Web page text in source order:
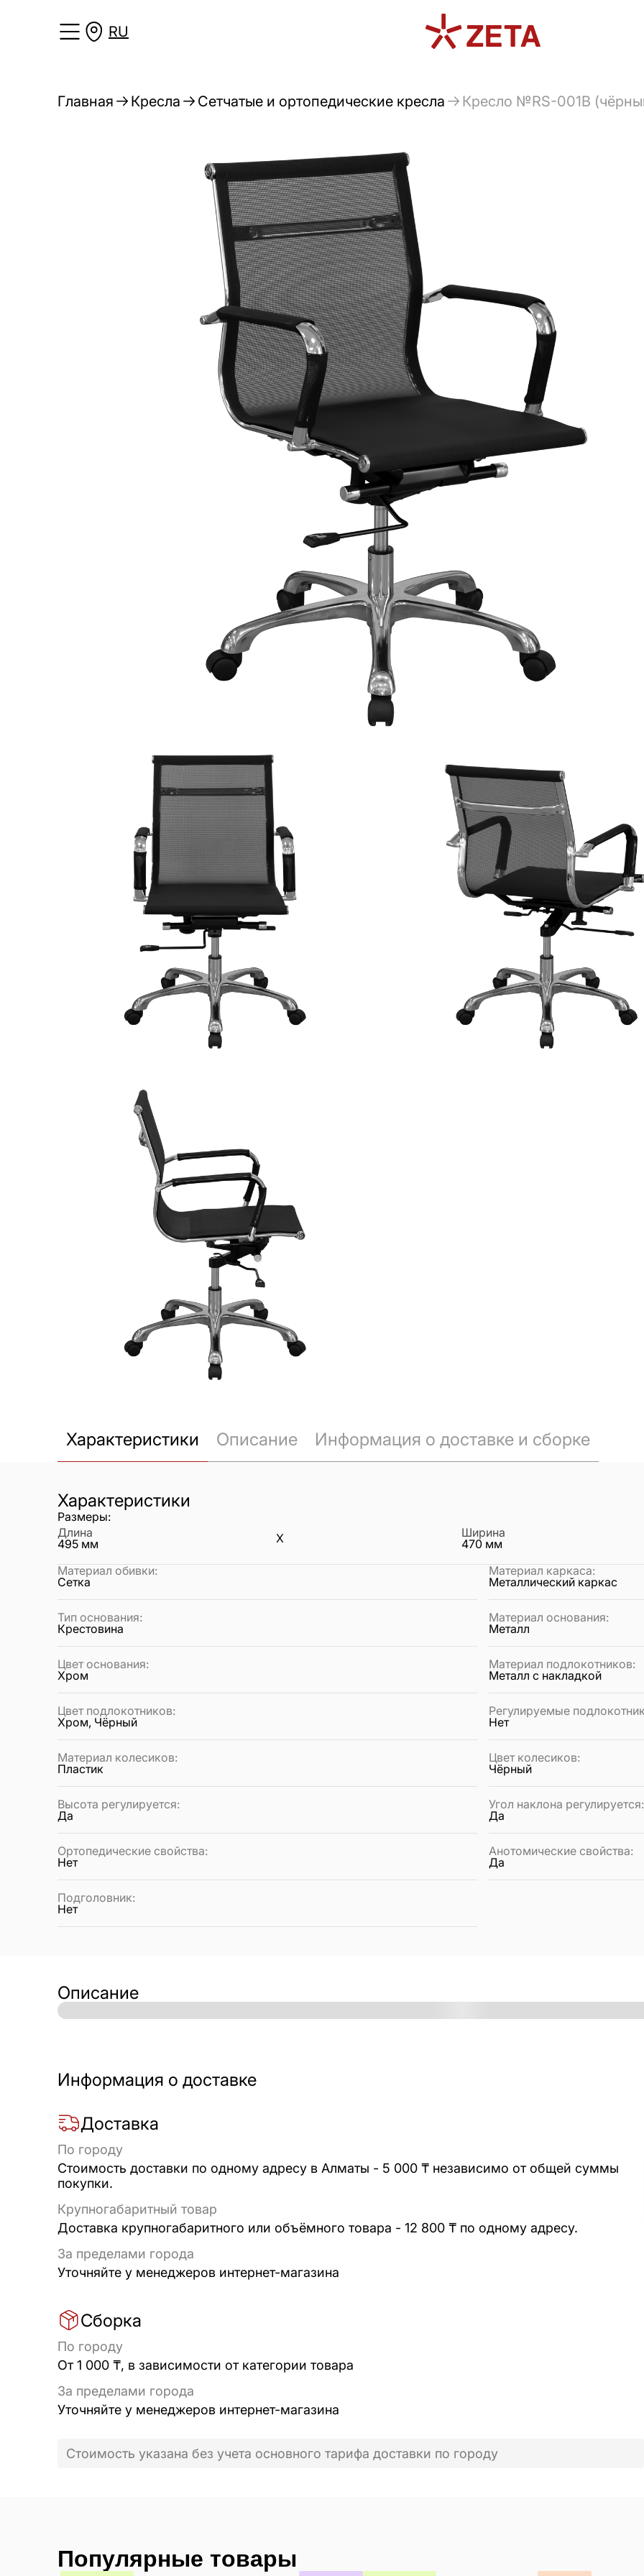
RU
Главная Кресла Сетчатые и ортопедические кресла Кресло №RS-001B
Характеристики Описание Информация о доставке и сборке
Характеристики
Размеры:
Длина
495 мм X
Ширина
470 мм
Материал обивки:
Сетка
Материал каркаса:
Металлический каркас
Тип основания:
Крестовина
Материал основания:
Металл
Цвет основания:
Хром
Материал подлокотников:
Металл с накладкой
Цвет подлокотников:
Хром, Чёрный
Регулируемые
Нет
Материал колесиков:
Пластик
Цвет колесиков:
Чёрный
Высота регулируется:
Да
Угол наклона регулируется:
Да
Ортопедические свойства:
Нет
Анотомические свойства:
Да
Подголовник:
Нет
Описание
Информация о доставке
Доставка
По городу
Стоимость доставки по одному адресу в Алматы - 5 000 ₸ независимо от общей суммы
покупки.
Крупногабаритный товар
Доставка крупногабаритного или объёмного товара - 12 800 ₸ по одному адресу.
За пределами города
Уточняйте у менеджеров интернет-магазина
Сборка
По городу
От 1 000 ₸, в зависимости от категории товара
За пределами города
Уточняйте у менеджеров интернет-магазина
Стоимость указана без учета основного тарифа доставки по городу
Популярные товары